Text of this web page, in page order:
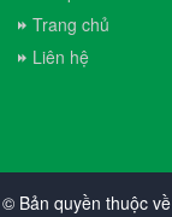
Trang chủ
Liên hệ
© Bản quyền thuộc về